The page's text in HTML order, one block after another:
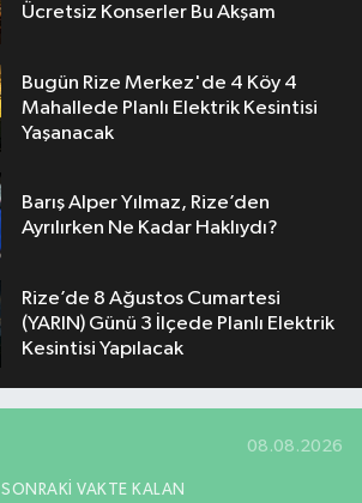
Ücretsiz Konserler Bu Akşam
Bugün Rize Merkez'de 4 Köy 4
Mahallede Planlı Elektrik Kesintisi
Yaşanacak
Barış Alper Yılmaz, Rize’den
Ayrılırken Ne Kadar Haklıydı?
Rize’de 8 Ağustos Cumartesi
(YARIN) Günü 3 İlçede Planlı Elektrik
Kesintisi Yapılacak
08.08.2026
SONRAKI VAKTE KALAN